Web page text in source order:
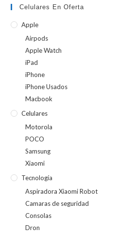
Celulares En Oferta
Apple
Airpods
Apple Watch
iPad
iPhone
iPhone Usados
Macbook
Celulares
Motorola
POCO
Samsung
Xiaomi
Tecnología
Aspiradora Xiaomi Robot
Camaras de seguridad
Consolas
Dron